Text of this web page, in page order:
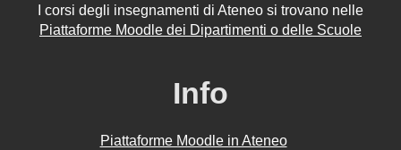
I corsi degli insegnamenti di Ateneo si trovano nelle
Piattaforme Moodle dei Dipartimenti o delle Scuole
Info
Piattaforme Moodle in Ateneo